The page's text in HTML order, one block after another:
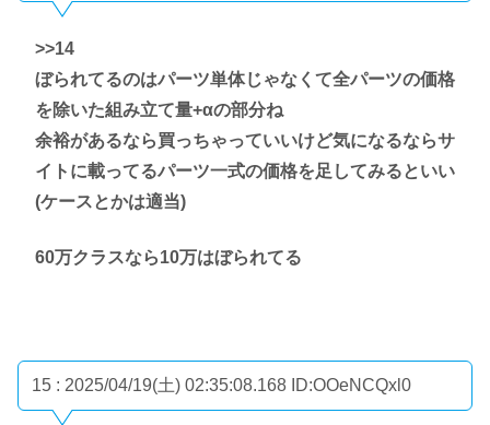
>>14
ぼられてるのはパーツ単体じゃなくて全パーツの価格
を除いた組み立て量+αの部分ね
余裕があるなら買っちゃっていいけど気になるならサ
イトに載ってるパーツ一式の価格を足してみるといい
(ケースとかは適当)
60万クラスなら10万はぼられてる
15 : 2025/04/19(土) 02:35:08.168 ID:OOeNCQxl0